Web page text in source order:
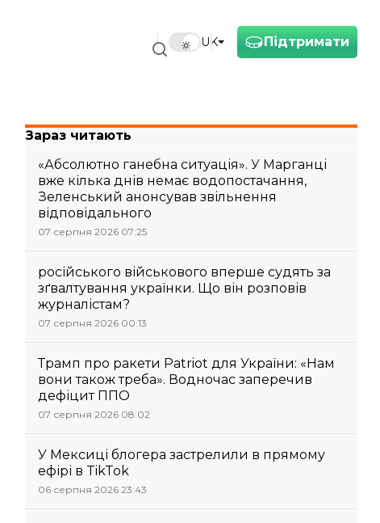
Підтримати
UK
Зараз читають
«Абсолютно ганебна ситуація». У Марганці
вже кілька днів немає водопостачання,
Зеленський анонсував звільнення
відповідального
07 серпня 2026 07:25
російського військового вперше судять за
зґвалтування українки. Що він розповів
журналістам?
07 серпня 2026 00:13
Трамп про ракети Patriot для України: «Нам
вони також треба». Водночас заперечив
дефіцит ППО
07 серпня 2026 08:02
У Мексиці блогера застрелили в прямому
ефірі в TikTok
06 серпня 2026 23:43